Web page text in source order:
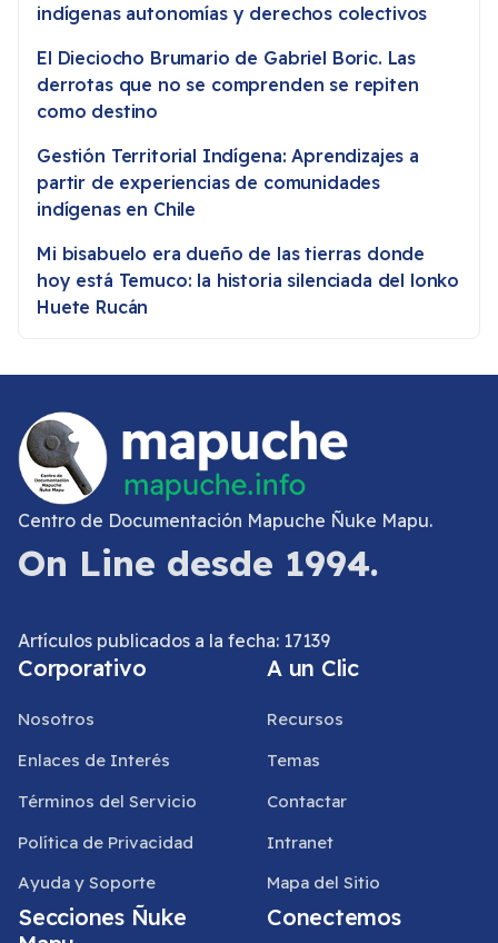
indígenas autonomías y derechos colectivos
El Dieciocho Brumario de Gabriel Boric. Las
derrotas que no se comprenden se repiten
como destino
Gestión Territorial Indígena: Aprendizajes a
partir de experiencias de comunidades
indígenas en Chile
Mi bisabuelo era dueño de las tierras donde
hoy está Temuco: la historia silenciada del lonko
Huete Rucán
Centro de Documentación Mapuche Ñuke Mapu.
On Line desde 1994.
Artículos publicados a la fecha: 17139
Corporativo
Nosotros
Enlaces de Interés
Términos del Servicio
Política de Privacidad
Ayuda y Soporte
A un Clic
Recursos
Temas
Contactar
Intranet
Mapa del Sitio
Secciones Ñuke
Conectemos